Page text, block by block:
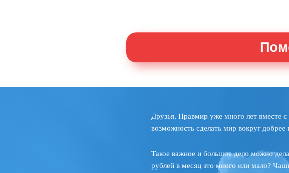
Друзья, Правмир уже много лет вместе
возможность сделать мир вокруг добрее
Такое важное и большое дело можно
рублей в месяц это много или мало?